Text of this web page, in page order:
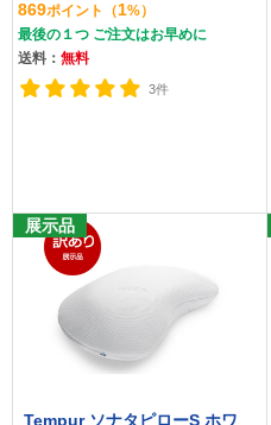
869ポイント （1%）
最後の１つ ご注文はお早めに
送料：無料
3件
展示品
Tempur ソナタピローS ホワ